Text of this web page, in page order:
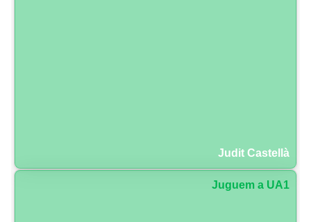
Judit Castellà
Juguem a UA1